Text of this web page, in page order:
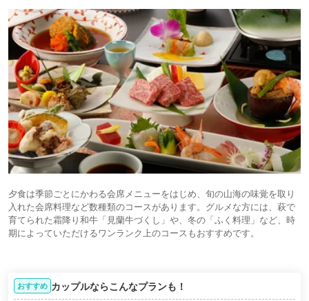
夕食は季節ごとにかわる会席メニューをはじめ、旬の山海の味覚を取り
入れた会席料理など数種類のコースがあります。グルメな方には、萩で
育てられた霜降り和牛「見蘭牛づくし」や、冬の「ふく料理」など、時
期によっていただけるワンランク上のコースもおすすめです。
おすすめ カップルならこんなプランも！